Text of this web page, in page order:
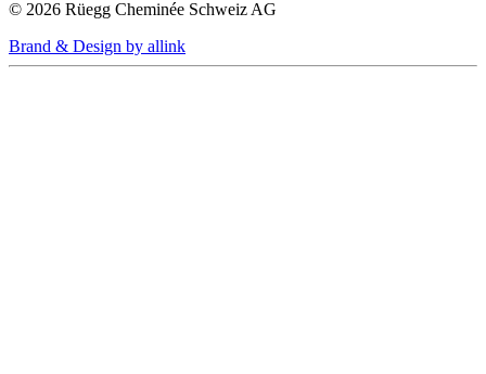
© 2026 Rüegg Cheminée Schweiz AG
Brand & Design by allink